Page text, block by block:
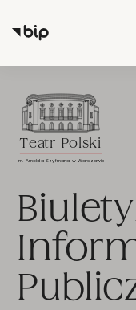
Przejdź
na
stronę
Teatr Polski
im. Arnolda Szyfmana w Warszawie